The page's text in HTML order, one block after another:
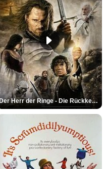
Der Herr der Ringe - Die Rückkehr des Königs Trailer OV